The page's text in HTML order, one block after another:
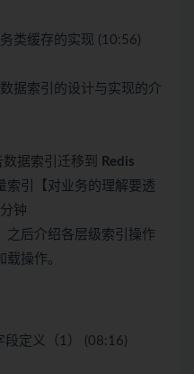
类缓存的实现 (10:56)
据索引的设计与实现的介
据索引迁移到
Redis
索引【对业务的理解要透
钟
之后介绍各层级索引操作
操作。
段定义（1） (08:16)